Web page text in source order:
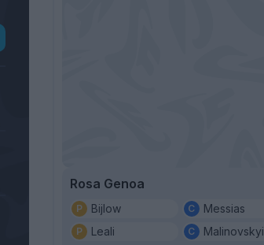
Rosa Genoa
Bijlow
Leali
Messias
Malinovskyi